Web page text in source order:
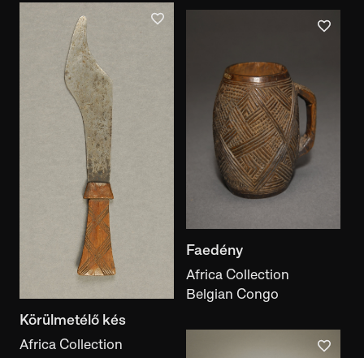
Körülmetélő kés
Africa Collection
Faedény
Africa Collection
Belgian Congo